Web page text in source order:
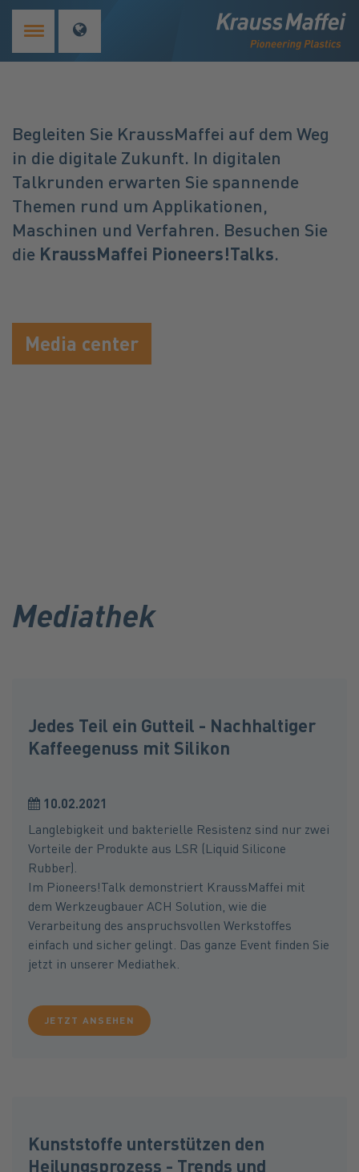
Begleiten Sie KraussMaffei auf dem Weg
in die digitale Zukunft. In digitalen
Talkrunden erwarten Sie spannende
Themen rund um Applikationen,
Maschinen und Verfahren. Besuchen Sie
die KraussMaffei Pioneers!Talks.
Media center
Mediathek
Jedes Teil ein Gutteil - Nachhaltiger
Kaffeegenuss mit Silikon
10.02.2021
Langlebigkeit und bakterielle Resistenz sind nur zwei
Vorteile der Produkte aus LSR (Liquid Silicone
Rubber).
Im Pioneers!Talk demonstriert KraussMaffei mit
dem Werkzeugbauer ACH Solution, wie die
Verarbeitung des anspruchsvollen Werkstoffes
einfach und sicher gelingt. Das ganze Event finden Sie
jetzt in unserer Mediathek.
JETZT ANSEHEN
Kunststoffe unterstützen den
Heilungsprozess - Trends und